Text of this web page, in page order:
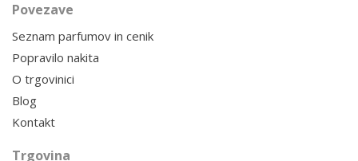
Povezave
Seznam parfumov in cenik
Popravilo nakita
O trgovinici
Blog
Kontakt
Trgovina